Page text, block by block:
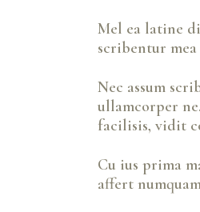
Mel ea latine
scribentur
Nec assum
ullamcorper
facilisis, vidit
Cu ius prima
affert